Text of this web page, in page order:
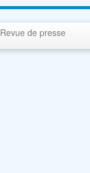
Revue de presse